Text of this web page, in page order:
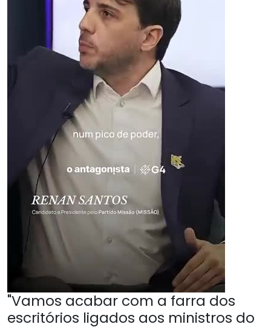
"Vamos acabar com a farra dos
escritórios ligados aos ministros do